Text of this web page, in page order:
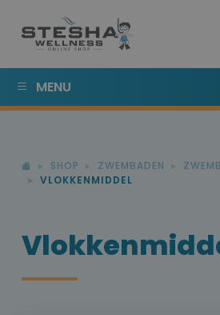
MENU
SHOP ZWEMBADEN
VLOKKENMIDDEL